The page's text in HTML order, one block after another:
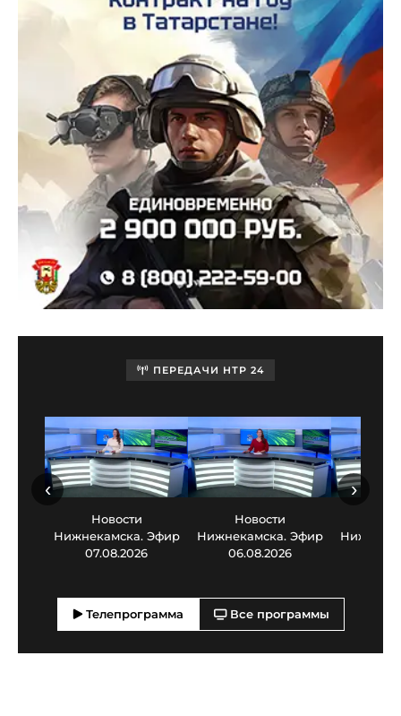
ПЕРЕДАЧИ НТР 24
Новости
Нижнекамска. Эфир
07.08.2026
Новости
Нижнекамска. Эфир
06.08.2026
‹ ›
Телепрограмма Все программы